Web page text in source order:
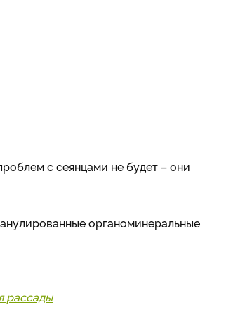
с сеянцами не будет – они
органоминеральные
рассады